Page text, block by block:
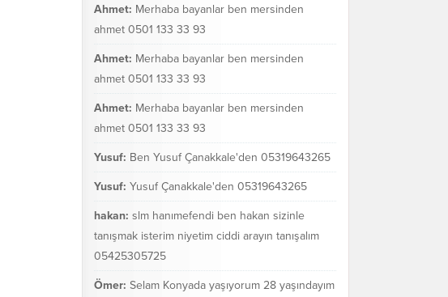
Ahmet: Merhaba bayanlar ben mersinden
ahmet 0501 133 33 93
Ahmet: Merhaba bayanlar ben mersinden
ahmet 0501 133 33 93
Ahmet: Merhaba bayanlar ben mersinden
ahmet 0501 133 33 93
Yusuf: Ben Yusuf Çanakkale'den 05319643265
Yusuf: Yusuf Çanakkale'den 05319643265
hakan: slm hanımefendi ben hakan sizinle
tanışmak isterim niyetim ciddi arayın tanışalım
05425305725
Ömer: Selam Konyada yaşıyorum 28 yaşındayım